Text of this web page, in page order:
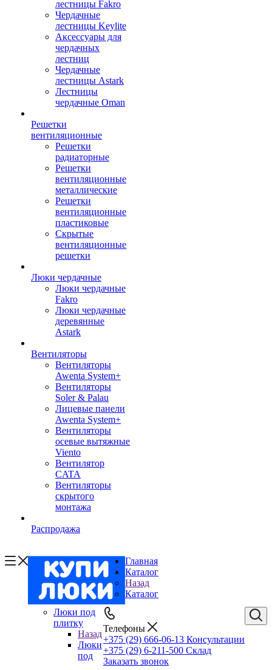
лестницы Fakro
Чердачные
лестницы Keylite
Аксессуары для
чердачных
лестниц
Чердачные
лестницы Astark
Лестницы
чердачные Oman
Решетки
вентиляционные
Решетки
радиаторные
Решетки
вентиляционные
металлические
Решетки
вентиляционные
пластиковые
Скрытые
вентиляционные
решетки
Люки чердачные
Люки чердачные
Fakro
Люки чердачные
деревянные
Astark
Вентиляторы
Вентиляторы
Awenta System+
Вентиляторы
Soler & Palau
Лицевые панели
Awenta System+
Вентиляторы
осевые вытяжные
Viento
Вентилятор
CATA
Вентиляторы
скрытого
монтажа
Распродажа
Телефоны
+375 (29) 666-06-13 Консультации
+375 (29) 6-211-500 Склад
Заказать звонок
Главная
Каталог
Назад
Каталог
Люки под
плитку
Назад
Люки
под